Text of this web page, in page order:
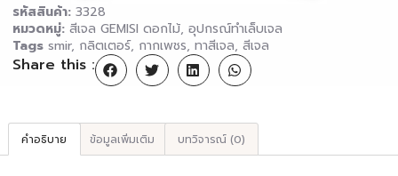
รหัสสินค้า: 3328
หมวดหมู่: สีเจล GEMISI ดอกไม้, อุปกรณ์ทำเล็บเจล
Tags smir, กลิตเตอร์, กากเพชร, ทาสีเจล, สีเจล
Share this :
คำอธิบาย ข้อมูลเพิ่มเติม บทวิจารณ์ (0)